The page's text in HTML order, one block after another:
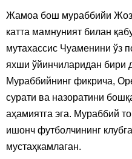
Жамоа бош мураббийи
катта мамнуният билан
мутахассис Чуаменини ўз
яхши ўйинчиларидан бири
Мураббийнинг фикрича,
сурати ва назоратини
аҳамиятга эга. Мураббий
ишонч футболчининг
мустаҳкамлаган.